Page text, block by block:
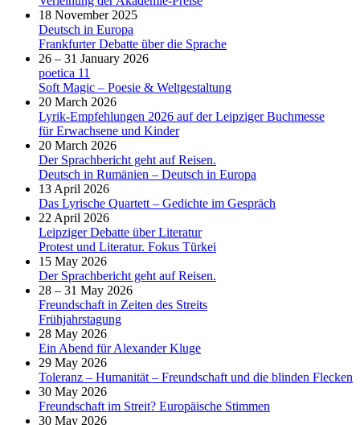
18 November 2025
Deutsch in Europa
Frankfurter Debatte über die Sprache
26 – 31 January 2026
poetica 11
Soft Magic – Poesie & Weltgestaltung
20 March 2026
Lyrik-Empfehlungen 2026 auf der Leipziger Buchmesse
für Erwachsene und Kinder
20 March 2026
Der Sprachbericht geht auf Reisen.
Deutsch in Rumänien – Deutsch in Europa
13 April 2026
Das Lyrische Quartett – Gedichte im Gespräch
22 April 2026
Leipziger Debatte über Literatur
Protest und Literatur. Fokus Türkei
15 May 2026
Der Sprachbericht geht auf Reisen.
28 – 31 May 2026
Freundschaft in Zeiten des Streits
Frühjahrstagung
28 May 2026
Ein Abend für Alexander Kluge
29 May 2026
Toleranz – Humanität – Freundschaft und die blinden Flecken
30 May 2026
Freundschaft im Streit? Europäische Stimmen
30 May 2026